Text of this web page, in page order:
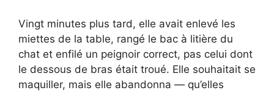
Vingt minutes plus tard, elle avait enlevé les
miettes de la table, rangé le bac à litière du
chat et enfilé un peignoir correct, pas celui dont
le dessous de bras était troué. Elle souhaitait se
maquiller, mais elle abandonna — qu’elles